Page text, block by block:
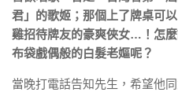
君」的歌姬；那個上了牌桌可
雞招待牌友的豪爽俠女…！怎
布袋戲偶般的白髮老嫗呢？
當晚打電話告知先生，希望他